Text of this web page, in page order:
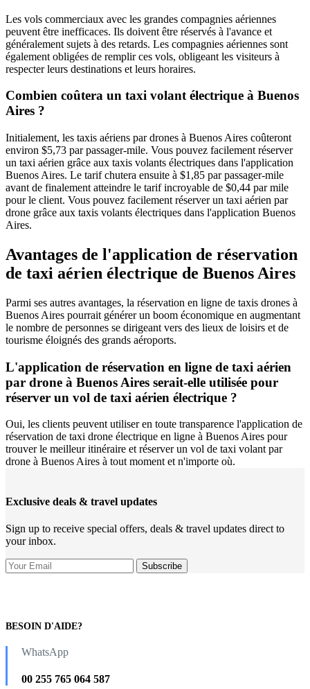
Les vols commerciaux avec les grandes compagnies aériennes
peuvent être inefficaces. Ils doivent être réservés à l'avance et
généralement sujets à des retards. Les compagnies aériennes sont
également obligées de remplir ces vols, obligeant les visiteurs à
respecter leurs destinations et leurs horaires.
Combien coûtera un taxi volant électrique à Buenos
Aires ?
Initialement, les taxis aériens par drones à Buenos Aires coûteront
environ $5,73 par passager-mile. Vous pouvez facilement réserver
un taxi aérien grâce aux taxis volants électriques dans l'application
Buenos Aires. Le tarif chutera ensuite à $1,85 par passager-mile
avant de finalement atteindre le tarif incroyable de $0,44 par mile
pour le client. Vous pouvez facilement réserver un taxi aérien par
drone grâce aux taxis volants électriques dans l'application Buenos
Aires.
Avantages de l'application de réservation
de taxi aérien électrique de Buenos Aires
Parmi ses autres avantages, la réservation en ligne de taxis drones à
Buenos Aires pourrait générer un boom économique en augmentant
le nombre de personnes se dirigeant vers des lieux de loisirs et de
tourisme éloignés des grands aéroports.
L'application de réservation en ligne de taxi aérien
par drone à Buenos Aires serait-elle utilisée pour
réserver un vol de taxi aérien électrique ?
Oui, les clients peuvent utiliser en toute transparence l'application de
réservation de taxi drone électrique en ligne à Buenos Aires pour
trouver le meilleur itinéraire et réserver un vol de taxi volant par
drone à Buenos Aires à tout moment et n'importe où.
Exclusive deals & travel updates
Sign up to receive special offers, deals & travel updates direct to
your inbox.
BESOIN D'AIDE?
WhatsApp
00 255 765 064 587